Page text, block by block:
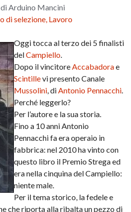
di Arduino Mancini
di selezione, Lavoro
Oggi tocca al terzo dei 5 finalisti
delCampiello.
Dopo il vincitoreAccabadorae
Scintillevi presento Canale
Mussolini, diAntonio Pennacchi.
Perché leggerlo?
Per l’autore e la sua storia.
Fino a 10 anni Antonio
Pennacchi fa era operaio in
fabbrica: nel 2010 ha vinto con
questo libro il Premio Strega ed
era nella cinquina del Campiello:
niente male.
Per il tema storico, la fedele e
che riporta alla ribalta un pezzo di